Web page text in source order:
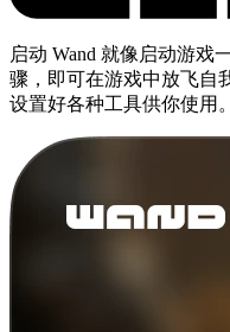
启动 Wand 就像启动游戏
骤，即可在游戏中放飞自
设置好各种工具供你使用。